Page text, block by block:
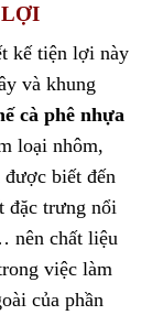
kế tiện lợi này
và khung
cà phê nhựa
loại nhôm,
biết đến
đặc trưng nổi
nên chất liệu
việc làm
của phần